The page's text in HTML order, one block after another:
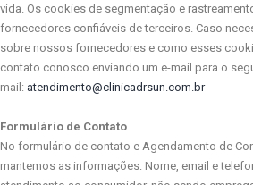
vida. Os cookies de segmentação e
fornecedores confiáveis ​​de terceiros. Caso
sobre nossos fornecedores e como esses
contato conosco enviando um e-mail para o
mail: atendimento@clinicadrsun.com.br
Formulário de Contato
No formulário de contato e Agendamento de
mantemos as informações: Nome, email e